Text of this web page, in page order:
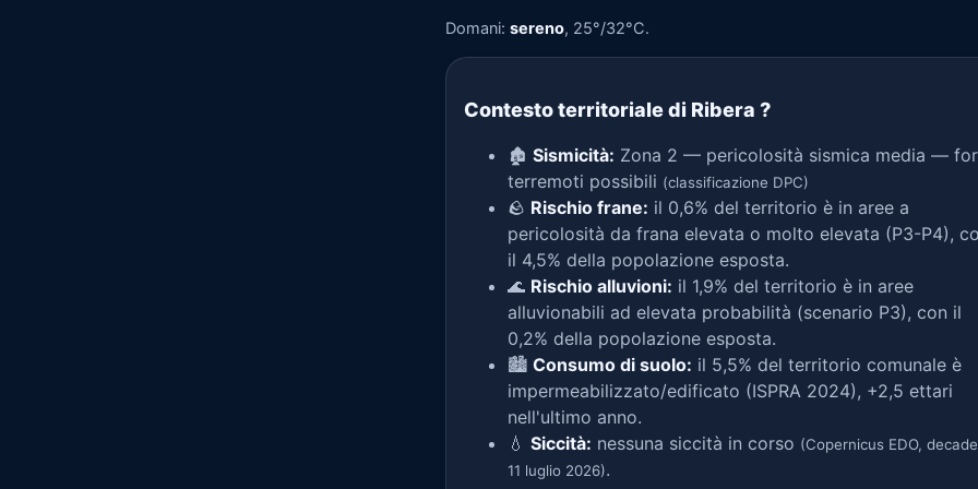
Domani: sereno, 25°/32°C.
Contesto territoriale di Ribera ?
🏚️ Sismicità: Zona 2 — pericolosità sismica media —
terremoti possibili (classificazione DPC)
🪨 Rischio frane: il 0,6% del territorio è in aree a
pericolosità da frana elevata o molto elevata (P3-P4),
il 4,5% della popolazione esposta.
🌊 Rischio alluvioni: il 1,9% del territorio è in aree
alluvionabili ad elevata probabilità (scenario P3), con il
0,2% della popolazione esposta.
🏙️ Consumo di suolo: il 5,5% del territorio comunale è
impermeabilizzato/edificato (ISPRA 2024), +2,5 ettari
nell'ultimo anno.
💧 Siccità: nessuna siccità in corso (Copernicus EDO,
11 luglio 2026).